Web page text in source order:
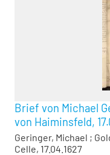
Brief von Michael
von Haiminsfeld,
Geringer, Michael ;
Celle, 17.04.1627